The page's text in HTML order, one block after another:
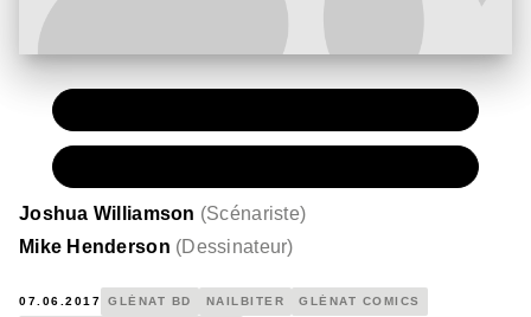
Joshua Williamson (Scénariste)
Mike Henderson (Dessinateur)
07.06.2017 GLÉNAT BD NAILBITER GLÉNAT COMICS